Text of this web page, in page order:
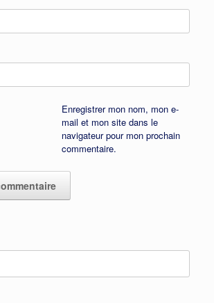
Enregistrer mon nom, mon e-
mail et mon site dans le
navigateur pour mon prochain
commentaire.